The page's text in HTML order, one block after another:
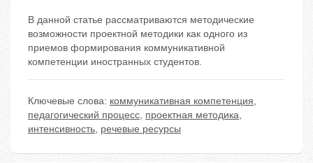
В данной статье рассматриваются методические
возможности проектной методики как одного из
приемов формирования коммуникативной
компетенции иностранных студентов.
Ключевые слова: коммуникативная компетенция,
педагогический процесс, проектная методика,
интенсивность, речевые ресурсы